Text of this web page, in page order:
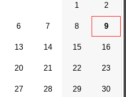
1 2
6 7 8 9
13 14 15 16
20 21 22 23
27 28 29 30